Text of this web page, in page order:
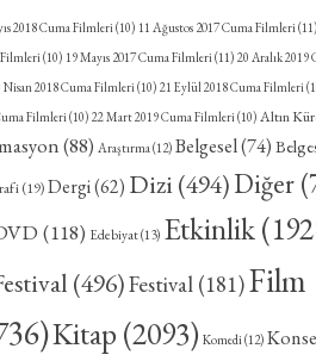
2018 Cuma Filmleri(10) 11 Ağustos 2017 Cuma Filmleri(11)
(10) 19 Mayıs 2017 Cuma Filmleri(11) 20 Aralık
Nisan 2018 Cuma Filmleri(10) 21 Eylül 2018 Cuma Filmleri
Filmleri(10) 22 Mart 2019 Cuma Filmleri(10) Altın
(88) Araştırma(12) Belgesel(74)
(19) Dergi(62) Dizi(494)Diğer
(118) Edebiyat(13) Etkinlik
(496)Festival(181)Film
Kitap (2093) Komedi(12)